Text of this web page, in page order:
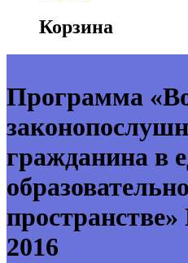
Корзина
Программа
гражданина в
2016